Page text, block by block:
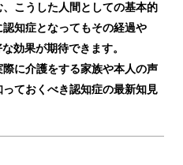
こうした人間としての基本的
知症となってもその経過や
効果が期待できます。
に介護をする家族や本人の声
ておくべき認知症の最新知見